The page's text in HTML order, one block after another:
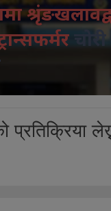
प्रतिक्रिया